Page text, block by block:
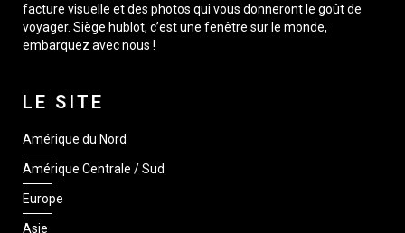
facture visuelle et des photos qui vous donneront le goût de
voyager. Siège hublot, c’est une fenêtre sur le monde,
embarquez avec nous !
LE SITE
Amérique du Nord
Amérique Centrale / Sud
Europe
Asie